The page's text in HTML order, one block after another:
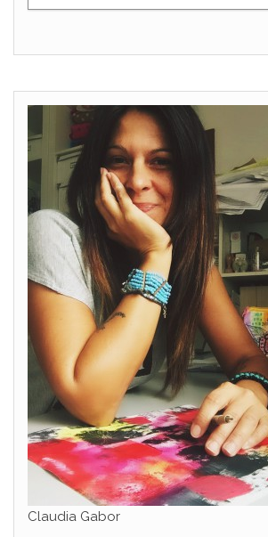
Claudia Gabor